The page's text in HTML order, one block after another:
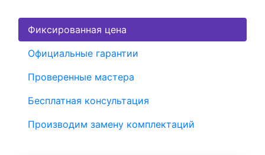
Фиксированная цена
Официальные гарантии
Проверенные мастера
Бесплатная консультация
Производим замену комплектаций